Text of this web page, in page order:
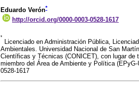
Eduardo Verón*
http://orcid.org/0000-0003-0528-1617
*
Licenciado en Administración Pública,
Ambientales. Universidad Nacional de San
Científicas y Técnicas (CONICET), con lugar de
miembro del Área de Ambiente y Política
0528-1617